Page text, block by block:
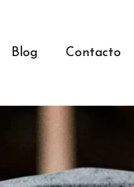
Blog Contacto